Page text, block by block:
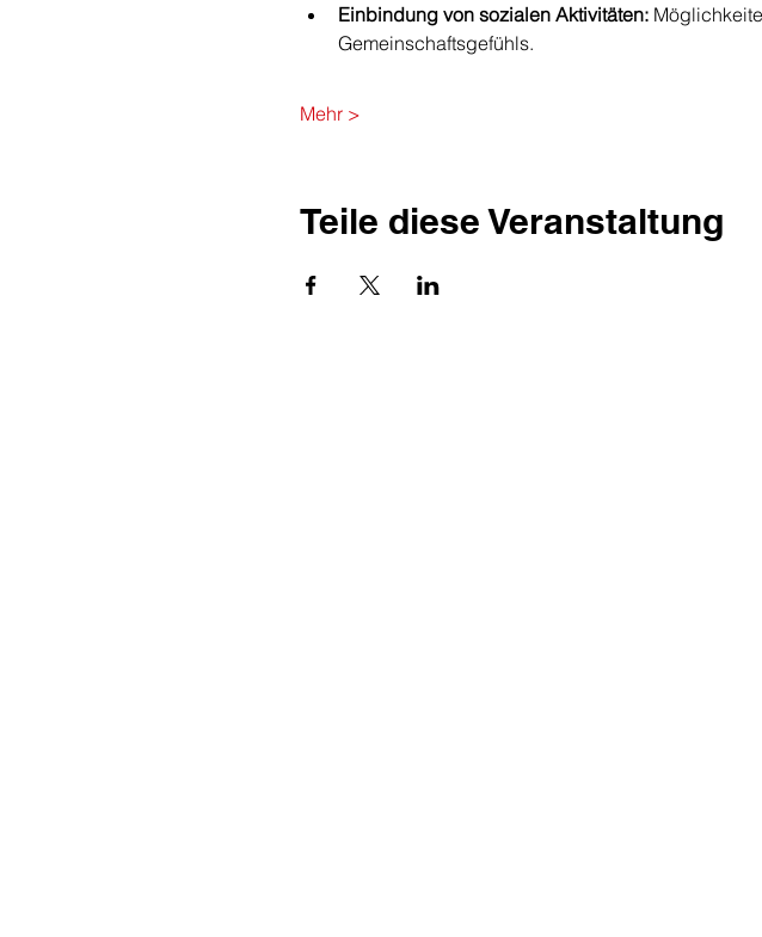
Einbindung von sozialen Aktivitäten:
Gemeinschaftsgefühls.
Mehr >
Teile diese Veranstaltung